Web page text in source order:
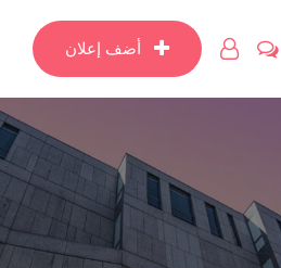
أضف إعلان